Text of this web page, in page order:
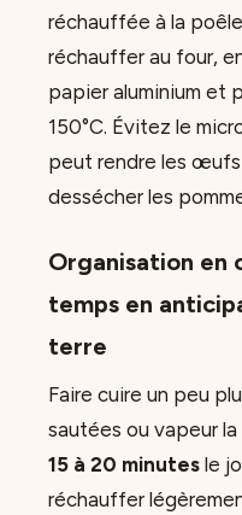
réchauffée à la
réchauffer au four,
papier aluminium et
150°C. Évitez le
peut rendre les
dessécher les
Organisation en
temps en
terre
Faire cuire un peu
sautées ou vapeur
15 à 20 minutes le
réchauffer